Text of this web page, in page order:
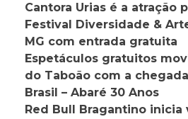
Cantora Urias é a atração
Festival Diversidade &
MG com entrada gratuita
Espetáculos gratuitos
do Taboão com a
Brasil – Abaré 30 Anos
Red Bull Bragantino inicia